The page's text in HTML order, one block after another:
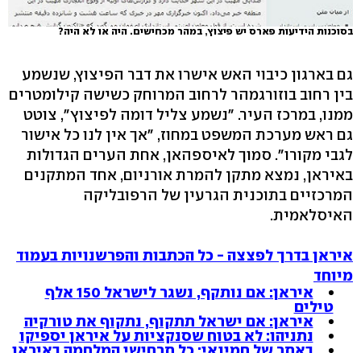
בסוכנות הידיעות פארס יש פיצוץ, במהר מכחישים. היה או לא היה?
גם בארגון כיבוי האש אישרו את דבר הפיצוץ, שנשמע
בין רחוב בוזורגמהר לרחוב המרוחק כשישה קילומטרים
ממנו, במרכז העיר. "נשמע צליל דומה לפיצוץ", צוטט
גם ראש מערכת המשפט במחוז, "אך אין לנו כל אישור
לגבי מקורו". סמוך לאיספהאן, אחת הערים הגדולות
באיראן, נמצא מתקן להמרת אורניום, אחד המתקנים
המרכזיים בתוכנית הגרעין של הרפובליקה
האיסלאמית.
איראן בדרך לפצצה - כל הכתבות והפרשנויות בעמוד
מיוחד
איראן: אם נותקף, נשגר לישראל 150 אלף
טילים
איראן: אם ישראל תתקוף, נתקוף את טורקיה
נתניהו: לא בטוח שסנקציות על איראן יספיקו